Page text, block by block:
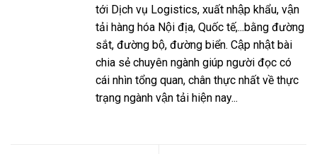
tới Dịch vụ Logistics, xuất nhập khẩu, vận
tải hàng hóa Nội địa, Quốc tế,...bằng đường
sắt, đường bộ, đường biển. Cập nhật bài
chia sẻ chuyên ngành giúp người đọc có
cái nhìn tổng quan, chân thực nhất về thực
trạng ngành vận tải hiện nay...